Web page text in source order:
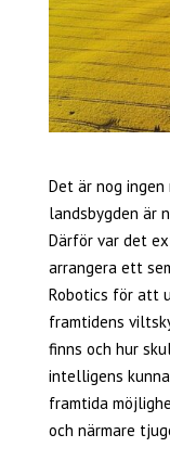
Det är nog
landsbygden är
Därför var det
arrangera ett
Robotics för att
framtidens
finns och hur
intelligens
framtida
och närmare